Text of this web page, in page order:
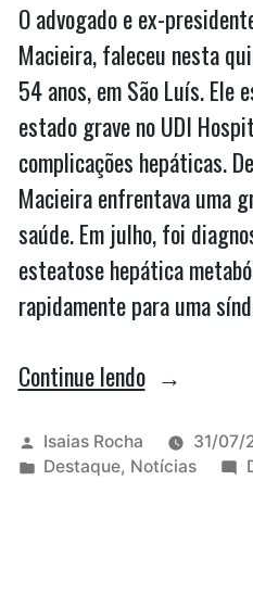
O advogado e ex-
Macieira, faleceu nesta
54 anos, em São Luís. Ele
estado grave no UDI
complicações hepáticas.
Macieira enfrentava uma
saúde. Em julho, foi
esteatose hepática
rapidamente para uma
Continue lendo“Mário
ex-
presidente
Publicado
por
Isaias Rocha
31/07/
Publicado
Destaque, Notícias